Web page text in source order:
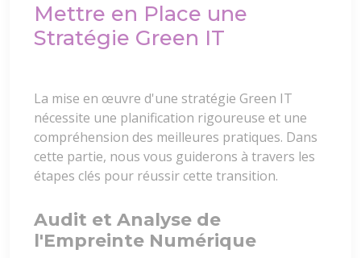
Mettre en Place une
Stratégie Green IT
La mise en œuvre d'une stratégie Green IT
nécessite une planification rigoureuse et une
compréhension des meilleures pratiques. Dans
cette partie, nous vous guiderons à travers les
étapes clés pour réussir cette transition.
Audit et Analyse de
l'Empreinte Numérique